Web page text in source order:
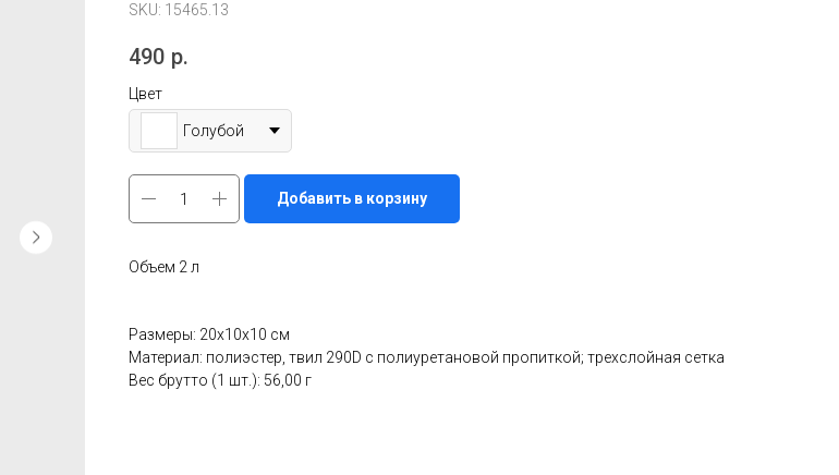
SKU: 15465.13
490 р.
Цвет
Голубой
Добавить в корзину
Объем 2 л
Размеры: 20x10x10 см
Материал: полиэстер, твил 290D с полиуретановой пропиткой; трехслойная сетка
Вес брутто (1 шт.): 56,00 г